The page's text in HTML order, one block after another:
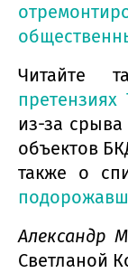
Читайте
претензиях
из-за срыва
объектов
также о
Александр
Светланой